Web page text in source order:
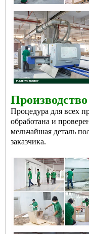
Производство
Процедура для всех
обработана и
мельчайшая деталь
заказчика.